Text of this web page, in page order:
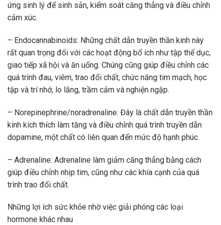
ứng sinh lý để sinh sản, kiểm soát căng thẳng và điều chỉnh
cảm xúc.
– Endocannabinoids: Những chất dẫn truyền thần kinh này
rất quan trọng đối với các hoạt động bổ ích như tập thể dục,
giao tiếp xã hội và ăn uống. Chúng cũng giúp điều chỉnh các
quá trình đau, viêm, trao đổi chất, chức năng tim mạch, học
tập và trí nhớ, lo lắng, trầm cảm và nghiện ngập.
– Norepinephrine/noradrenaline: Đây là chất dẫn truyền thần
kinh kích thích làm tăng và điều chỉnh quá trình truyền dẫn
dopamine, một chất có liên quan đến mức độ hạnh phúc.
– Adrenaline: Adrenaline làm giảm căng thẳng bằng cách
giúp điều chỉnh nhịp tim, cũng như các khía cạnh của quá
trình trao đổi chất.
Những lợi ích sức khỏe nhờ việc giải phóng các loại
hormone khác nhau